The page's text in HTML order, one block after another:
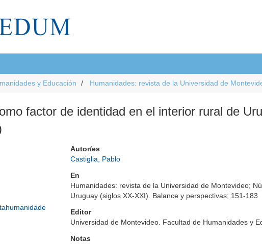
y Educación Humanidades: revista de la Universidad de
factor de identidad en el interior rural de
Autor/es
Castiglia, Pablo
En
Humanidades: revista de la Universidad de Montevideo;
Uruguay (siglos XX-XXI). Balance y perspectivas; 151-183
Editor
Universidad de Montevideo. Facultad de Humanidades y
Notas